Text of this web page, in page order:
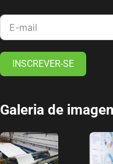
INSCREVER-SE
Galeria de